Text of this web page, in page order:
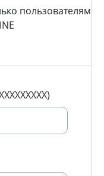
пользователям